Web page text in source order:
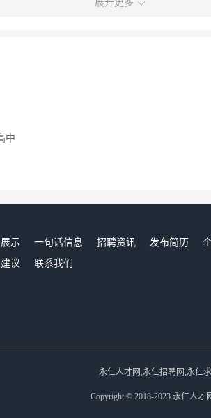
展开更多
中
示 一句话信息 招聘资讯 发布简历
议 联系我们
永仁人才网,永仁招聘网,永仁
Copyright © 2018-2023 永仁人才